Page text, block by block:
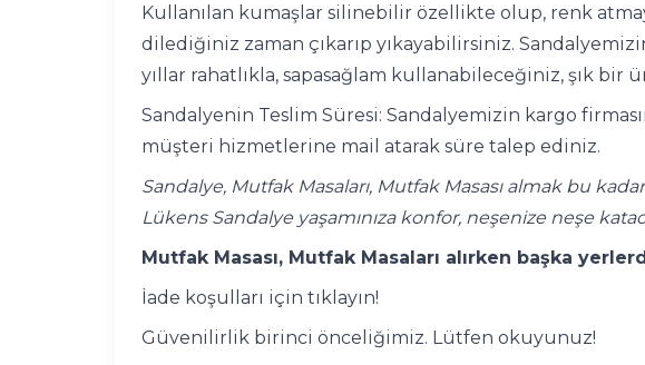
Kullanılan kumaşlar silinebilir özellikte olup, renk
dilediğiniz zaman çıkarıp yıkayabilirsiniz.
yıllar rahatlıkla, sapasağlam kullanabileceğiniz, şık
Sandalyenin Teslim Süresi: Sandalyemizin kargo
müşteri hizmetlerine mail atarak süre talep ediniz.
Sandalye, Mutfak Masaları, Mutfak Masası almak bu
Lükens Sandalye yaşamınıza konfor, neşenize neşe
Mutfak Masası, Mutfak Masaları alırken başka
İade koşulları için tıklayın!
Güvenilirlik birinci önceliğimiz. Lütfen okuyunuz!